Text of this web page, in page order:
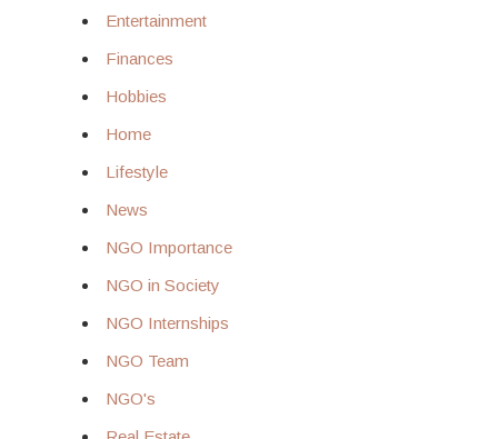
Entertainment
Finances
Hobbies
Home
Lifestyle
News
NGO Importance
NGO in Society
NGO Internships
NGO Team
NGO's